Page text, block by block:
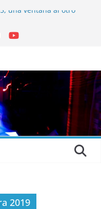
una ventana al otro
un menú musical
2019